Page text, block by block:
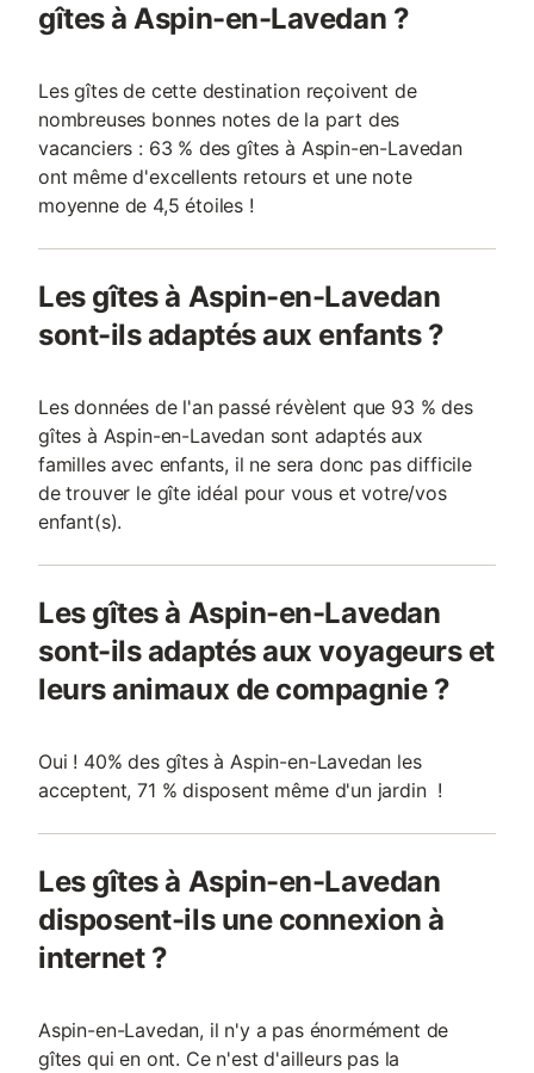
gîtes à Aspin-en-Lavedan ?
Les gîtes de cette destination reçoivent de
nombreuses bonnes notes de la part des
vacanciers : 63 % des gîtes à Aspin-en-Lavedan
ont même d'excellents retours et une note
moyenne de 4,5 étoiles !
Les gîtes à Aspin-en-Lavedan
sont-ils adaptés aux enfants ?
Les données de l'an passé révèlent que 93 % des
gîtes à Aspin-en-Lavedan sont adaptés aux
familles avec enfants, il ne sera donc pas difficile
de trouver le gîte idéal pour vous et votre/vos
enfant(s).
Les gîtes à Aspin-en-Lavedan
sont-ils adaptés aux voyageurs et
leurs animaux de compagnie ?
Oui ! 40% des gîtes à Aspin-en-Lavedan les
acceptent, 71 % disposent même d'un jardin !
Les gîtes à Aspin-en-Lavedan
disposent-ils une connexion à
internet ?
Aspin-en-Lavedan, il n'y a pas énormément de
gîtes qui en ont. Ce n'est d'ailleurs pas la